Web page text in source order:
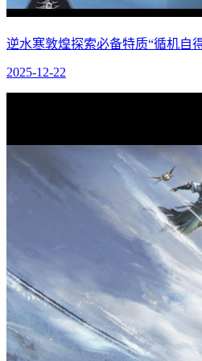
逆水寒敦煌探索必备特质“循机自
2025-12-22